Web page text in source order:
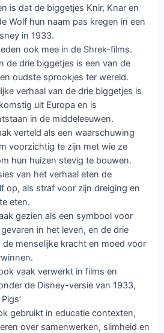
is dat de biggetjes Knir, Knar en
Wolf hun naam pas kregen in een
in 1933.
ook mee in de Shrek-films.
de drie biggetjes is een van de
oudste sprookjes ter wereld.
verhaal van de drie biggetjes is
uit Europa en is
​​in de middeleeuwen.
verteld als een waarschuwing
voorzichtig te zijn met wie ze
hun huizen stevig te bouwen.
van het verhaal eten de
op, als straf voor zijn dreiging en
eten.
gezien als een symbool voor
in het leven, en de drie
de menselijke kracht en moed voor
vaak verwerkt in films en
de Disney-versie van 1933,
gebruikt in educatie contexten,
over samenwerken, slimheid en